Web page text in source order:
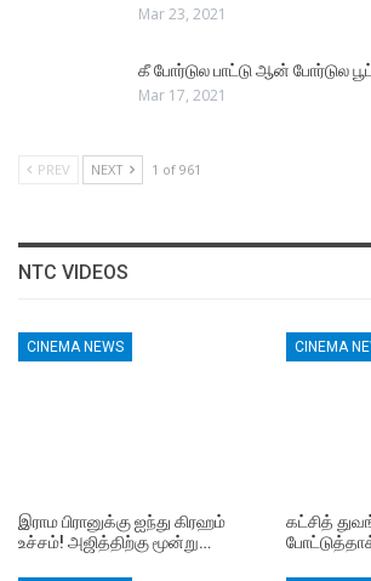
Mar 23, 2021
கீ போர்டுல பாட்டு ஆன் போர்டுல
Mar 17, 2021
PREV NEXT 1 of 961
NTC VIDEOS
CINEMA NEWS
இராம பிரானுக்கு ஐந்து கிரஹம்
உச்சம்! அஜித்திற்கு மூன்று…
CINEMA
கட்சித்